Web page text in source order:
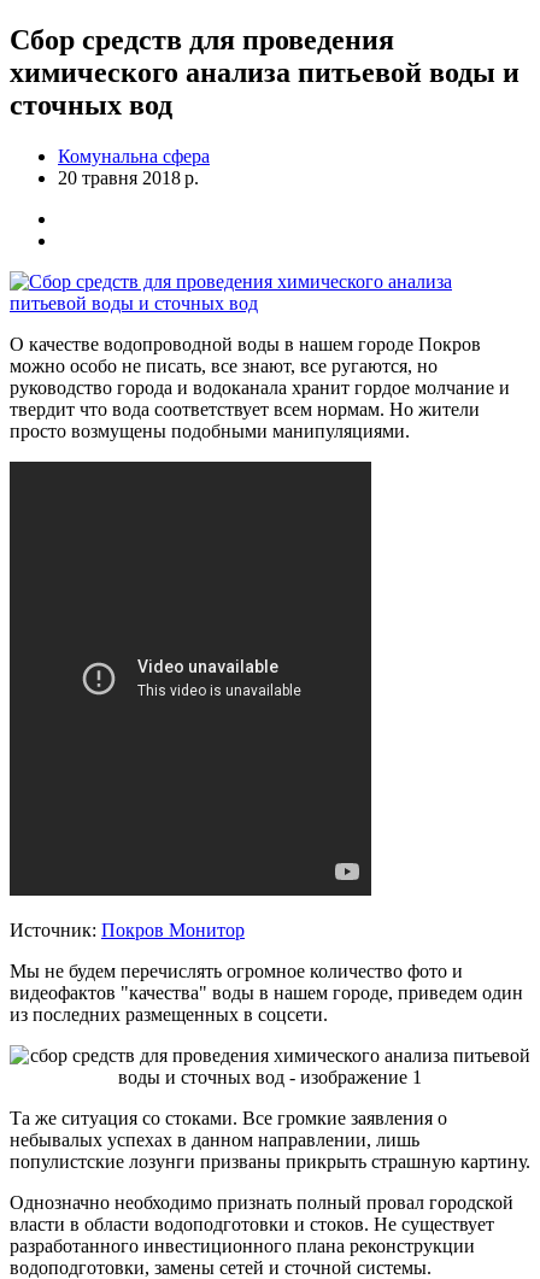
Сбор средств для проведения
химического анализа питьевой воды и
сточных вод
Комунальна сфера
20 травня 2018 р.
О качестве водопроводной воды в нашем городе Покров
можно особо не писать, все знают, все ругаются, но
руководство города и водоканала хранит гордое молчание и
твердит что вода соответствует всем нормам. Но жители
просто возмущены подобными манипуляциями.
Источник: Покров Монитор
Мы не будем перечислять огромное количество фото и
видеофактов "качества" воды в нашем городе, приведем один
из последних размещенных в соцсети.
Та же ситуация со стоками. Все громкие заявления о
небывалых успехах в данном направлении, лишь
популистские лозунги призваны прикрыть страшную картину.
Однозначно необходимо признать полный провал городской
власти в области водоподготовки и стоков. Не существует
разработанного инвестиционного плана реконструкции
водоподготовки, замены сетей и сточной системы.